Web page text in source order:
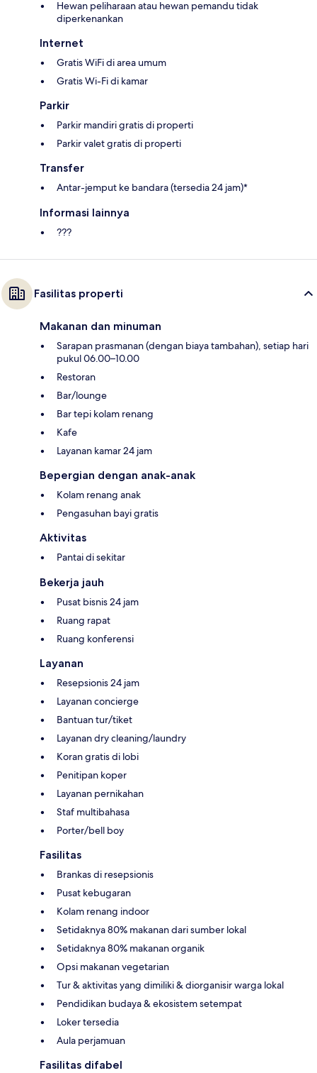
Hewan peliharaan atau hewan pemandu tidak
diperkenankan
Internet
Gratis WiFi di area umum
Gratis Wi-Fi di kamar
Parkir
Parkir mandiri gratis di properti
Parkir valet gratis di properti
Transfer
Antar-jemput ke bandara (tersedia 24 jam)*
Informasi lainnya
???
Fasilitas properti
Makanan dan minuman
Sarapan prasmanan (dengan biaya tambahan), setiap hari
pukul 06.00–10.00
Restoran
Bar/lounge
Bar tepi kolam renang
Kafe
Layanan kamar 24 jam
Bepergian dengan anak-anak
Kolam renang anak
Pengasuhan bayi gratis
Aktivitas
Pantai di sekitar
Bekerja jauh
Pusat bisnis 24 jam
Ruang rapat
Ruang konferensi
Layanan
Resepsionis 24 jam
Layanan concierge
Bantuan tur/tiket
Layanan dry cleaning/laundry
Koran gratis di lobi
Penitipan koper
Layanan pernikahan
Staf multibahasa
Porter/bell boy
Fasilitas
Brankas di resepsionis
Pusat kebugaran
Kolam renang indoor
Setidaknya 80% makanan dari sumber lokal
Setidaknya 80% makanan organik
Opsi makanan vegetarian
Tur & aktivitas yang dimiliki & diorganisir warga lokal
Pendidikan budaya & ekosistem setempat
Loker tersedia
Aula perjamuan
Fasilitas difabel